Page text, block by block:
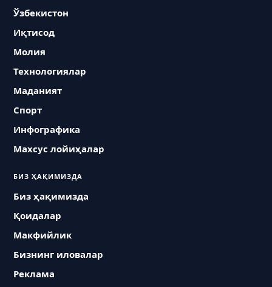
Ўзбекистон
Иқтисод
Молия
Технологиялар
Маданият
Спорт
Инфографика
Махсус лойиҳалар
БИЗ ҲАҚИМИЗДА
Биз ҳақимизда
Қоидалар
Макфийлик
Бизнинг иловалар
Реклама